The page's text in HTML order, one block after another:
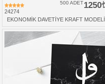
24274
1250
500 ADET
EKONOMİK DAVETİYE KRAFT MODELİ